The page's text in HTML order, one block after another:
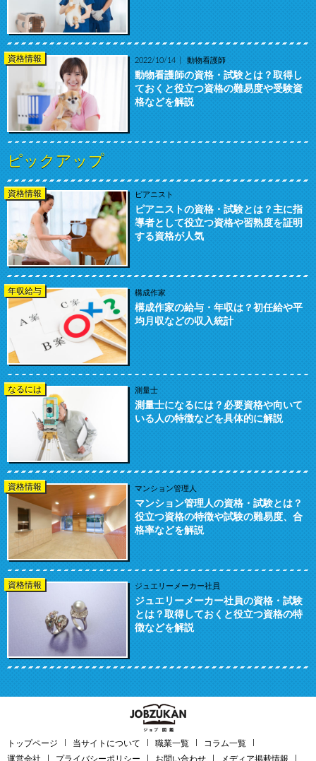
資格情報 2022/10/14 動物看護師
動物看護師の資格・試験とは？取得し
ておくと役立つ資格の難易度や受験資
格などを解説
ピックアップ
資格情報 ピアニスト
ピアニストの資格・試験とは？主に指
導者として役立つ資格や習熟度を証明
する資格が人気
年収給与 構成作家
構成作家の給与・年収は？初任給や平
均月収などの収入統計
なるには 測量士
測量士になるには？必要資格や向いて
いる人の特徴などを具体的に解説
資格情報 マンション管理人
マンション管理人の資格・試験とは？
役立つ資格の特徴や試験の難易度、合
格率などを解説
資格情報 ジュエリーメーカー社員
ジュエリーメーカー社員の資格・試験
とは？取得しておくと役立つ資格の特
徴などを解説
トップページ 当サイトについて 職業一覧
コラム一覧
運営会社
プライバシーポリシー お問い合わせ メディア掲載情報